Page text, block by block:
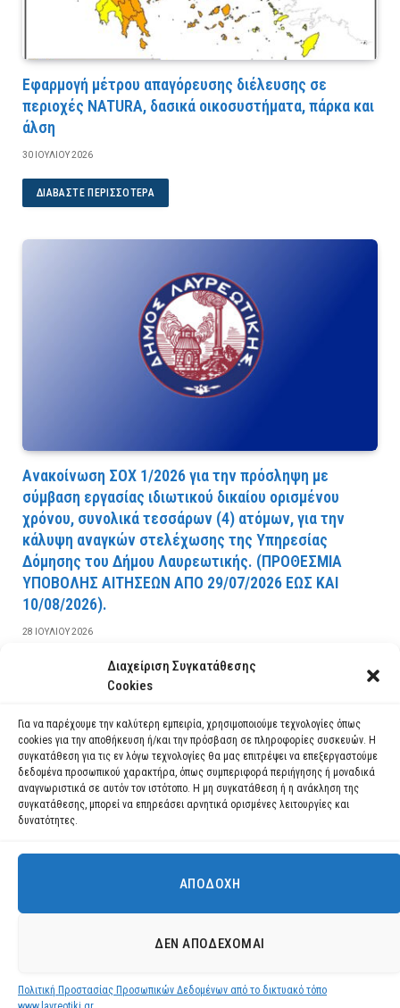
Διαχείριση Συγκατάθεσης
Cookies
Για να παρέχουμε την καλύτερη εμπειρία, χρησιμοποιούμε τεχνολογίες όπως
cookies για την αποθήκευση ή/και την πρόσβαση σε πληροφορίες συσκευών. Η
συγκατάθεση για τις εν λόγω τεχνολογίες θα μας επιτρέψει να επεξεργαστούμε
δεδομένα προσωπικού χαρακτήρα, όπως συμπεριφορά περιήγησης ή μοναδικά
αναγνωριστικά σε αυτόν τον ιστότοπο. Η μη συγκατάθεση ή η ανάκληση της
συγκατάθεσης, μπορεί να επηρεάσει αρνητικά ορισμένες λειτουργίες και
δυνατότητες.
ΑΠΟΔΟΧΉ
ΔΕΝ ΑΠΟΔΈΧΟΜΑΙ
Πολιτική Προστασίας Προσωπικών Δεδομένων από το δικτυακό τόπο
Εφαρμογή μέτρου απαγόρευσης διέλευσης σε
περιοχές NATURA, δασικά οικοσυστήματα, πάρκα και
άλση
30 ΙΟΥΛΊΟΥ 2026
ΔΙΑΒΆΣΤΕ ΠΕΡΙΣΣΌΤΕΡΑ
Ανακοίνωση ΣΟΧ 1/2026 για την πρόσληψη με
σύμβαση εργασίας ιδιωτικού δικαίου ορισμένου
χρόνου, συνολικά τεσσάρων (4) ατόμων, για την
κάλυψη αναγκών στελέχωσης της Υπηρεσίας
Δόμησης του Δήμου Λαυρεωτικής. (ΠPOΘEΣMIA
YΠOBOΛHΣ AITHΣEΩN AΠO 29/07/2026 EΩΣ KAI
10/08/2026).
28 ΙΟΥΛΊΟΥ 2026
ΔΙΑΒΆΣΤΕ ΠΕΡΙΣΣΌΤΕΡΑ
Χρησιμοποιούμε cookies για να σας προσφέρουμε τη βέλτιστη εμπειρία
πλοήγησης στον ιστότοπό μας.
ρυθμίσεις
Αποδοχή